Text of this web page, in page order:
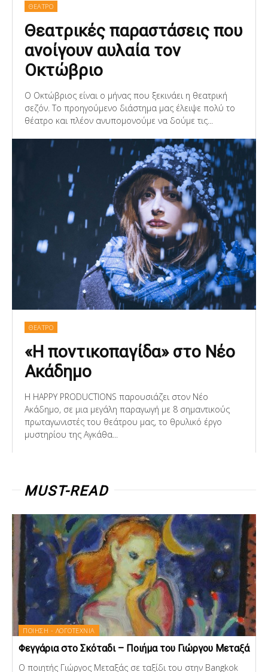
ΘΕΑΤΡΟ
Θεατρικές παραστάσεις που
ανοίγουν αυλαία τον
Οκτώβριο
Ο Οκτώβριος είναι ο μήνας που ξεκινάει η θεατρική
σεζόν. Το προηγούμενο διάστημα μας έλειψε πολύ το
θέατρο και πλέον ανυπομονούμε να δούμε τις...
ΘΕΑΤΡΟ
«Η ποντικοπαγίδα» στο Νέο
Ακάδημο
Η HAPPY PRODUCTIONS παρουσιάζει στον Νέο
Ακάδημο, σε μια μεγάλη παραγωγή με 8 σημαντικούς
πρωταγωνιστές του θεάτρου μας, το θρυλικό έργο
μυστηρίου της Αγκάθα...
MUST-READ
ΠΟΙΗΣΗ - ΛΟΓΟΤΕΧΝΙΑ
Φεγγάρια στο Σκόταδι – Ποιήμα του Γιώργου Μεταξά
Ο ποιητής Γιώργος Μεταξάς σε ταξίδι του στην Bangkok